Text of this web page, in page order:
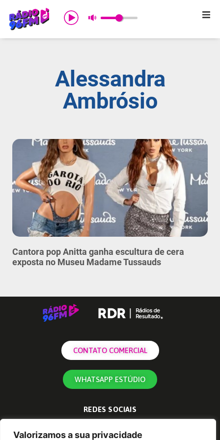
Valorizamos a sua privacidade
Início
Notícias
Comercial
Contato
Alessandra
Ambrósio
Cantora pop Anitta ganha escultura de cera
exposta no Museu Madame Tussauds
CONTATO COMERCIAL
WHATSAPP ESTÚDIO
REDES SOCIAIS